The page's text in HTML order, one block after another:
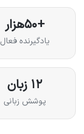
+۵۰هزار
یادگیرنده فعال
۱۲ زبان
پوشش زبانی